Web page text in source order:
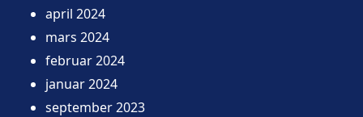
april 2024
mars 2024
februar 2024
januar 2024
september 2023